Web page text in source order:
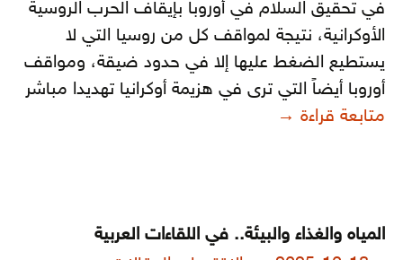
في تحقيق السلام في أوروبا بإيقاف الحرب الروسية
الأوكرانية، نتيجة لمواقف كل من روسيا التي لا
يستطيع الضغط عليها إلا في حدود ضيقة، ومواقف
أوروبا أيضاً التي ترى في هزيمة أوكرانيا تهديدا مباشر
متابعة قراءة الضفة والقطاع.. ومواجهة الاحتيالات
→
المياه والغذاء والبيئة.. في اللقاءات العربية